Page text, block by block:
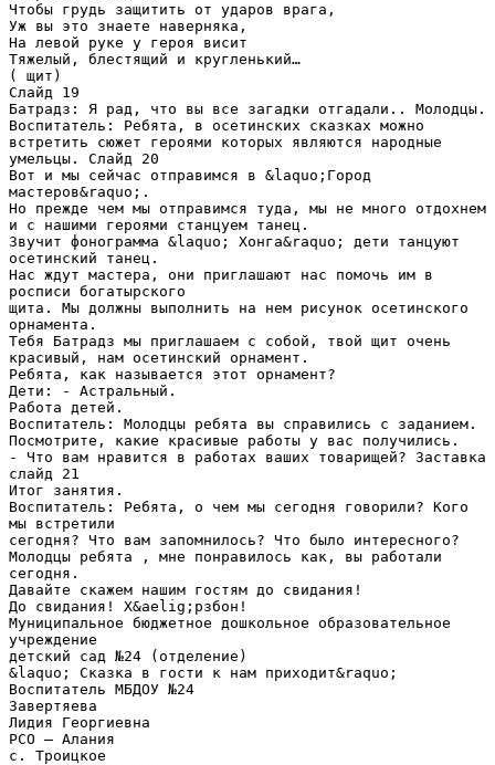
Чтобы грудь защитить от ударов врага,
Уж вы это знаете наверняка,
На левой руке у героя висит
Тяжелый, блестящий и кругленький…
( щит)
Слайд 19
Батрадз: Я рад, что вы все загадки отгадали.. Молодцы.
Воспитатель: Ребята, в осетинских сказках можно
встретить сюжет героями которых являются народные
умельцы. Слайд 20
Вот и мы сейчас отправимся в &laquo;Город
мастеров&raquo;.
Но прежде чем мы отправимся туда, мы не много отдохнем
и с нашими героями станцуем танец.
Звучит фонограмма &laquo; Хонга&raquo; дети танцуют
осетинский танец.
Нас ждут мастера, они приглашают нас помочь им в
росписи богатырского
щита. Мы должны выполнить на нем рисунок осетинского
орнамента.
Тебя Батрадз мы приглашаем с собой, твой щит очень
красивый, нам осетинский орнамент.
Ребята, как называется этот орнамент?
Дети: - Астральный.
Работа детей.
Воспитатель: Молодцы ребята вы справились с заданием.
Посмотрите, какие красивые работы у вас получились.
- Что вам нравится в работах ваших товарищей? Заставка
слайд 21
Итог занятия.
Воспитатель: Ребята, о чем мы сегодня говорили? Кого
мы встретили
сегодня? Что вам запомнилось? Что было интересного?
Молодцы ребята , мне понравилось как, вы работали
сегодня.
Давайте скажем нашим гостям до свидания!
До свидания! Х&aelig;рзбон!
Муниципальное бюджетное дошкольное образовательное
учреждение
детский сад №24 (отделение)
&laquo; Сказка в гости к нам приходит&raquo;
Воспитатель МБДОУ №24
Завертяева
Лидия Георгиевна
РСО – Алания
с. Троицкое